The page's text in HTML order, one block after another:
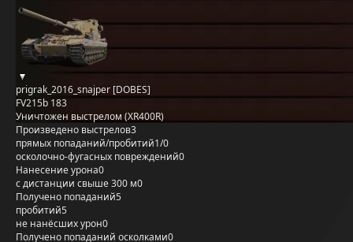
prigrak_2016_snajper [DOBES]
FV215b 183
Уничтожен выстрелом (XR400R)
Произведено выстрелов3
прямых попаданий/пробитий1/0
осколочно-фугасных повреждений0
Нанесение урона0
с дистанции свыше 300 м0
Получено попаданий5
пробитий5
не нанёсших урон0
Получено попаданий осколками0